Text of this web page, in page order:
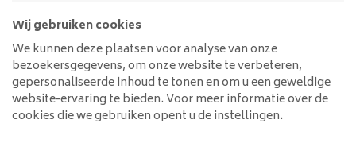
Specificaties
Lengte:
140 cm
Breedte:
50 cm
Hoogte:
105cm
Wij gebruiken cookies
We kunnen deze plaatsen voor analyse van onze
bezoekersgegevens, om onze website te verbeteren,
gepersonaliseerde inhoud te tonen en om u een geweldige
website-ervaring te bieden. Voor meer informatie over de
cookies die we gebruiken opent u de instellingen.